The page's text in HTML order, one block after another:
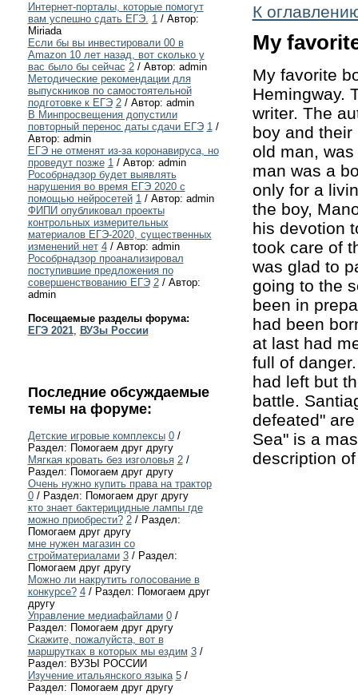
Интернет-порталы, которые помогут
вам успешно сдать ЕГЭ. 1/ Автор:
Miriada
Если бы вы инвестировали 00 в
Amazon 10 лет назад, вот сколько у
вас было бы сейчас 2/ Автор: admin
Методические рекомендации для
выпускников по самостоятельной
подготовке к ЕГЭ 2/ Автор: admin
В Минпросвещения допустили
повторный перенос даты сдачи ЕГЭ 1/
Автор: admin
ЕГЭ не отменят из-за коронавируса, но
проведут позже 1/ Автор: admin
Рособрнадзор будет выявлять
нарушения во время ЕГЭ 2020 с
помощью нейросетей 1/ Автор: admin
ФИПИ опубликовал проекты
контрольных измерительных
материалов ЕГЭ-2020, существенных
изменений нет 4/ Автор: admin
Рособрнадзор проанализировал
поступившие предложения по
совершенствованию ЕГЭ 2/ Автор:
admin
Посещаемые разделы форума:
ЕГЭ 2021, ВУЗы России
Последние обсуждаемые
темы на форуме:
Детские игровые комплексы 0/
Раздел: Помогаем друг другу
Мягкая кровать без изголовья 2/
Раздел: Помогаем друг другу
Очень нужно купить права на трактор
0/ Раздел: Помогаем друг другу
кто знает бактерицидные лампы где
можно приобрести? 2/ Раздел:
Помогаем друг другу
мне нужен магазин со
стройматериалами 3/ Раздел:
Помогаем друг другу
Можно ли накрутить голосование в
конкурсе? 4/ Раздел: Помогаем друг
другу
Управление медиафайлами 0/
Раздел: Помогаем друг другу
Скажите, пожалуйста, вот в
маршрутках в которых мы ездим 3/
Раздел: ВУЗЫ РОССИИ
Изучение итальянского языка 5/
Раздел: Помогаем друг другу
К
My
My favorite
Hemingway.
writer. The
boy and
old man,
man was a
only for a
the boy,
his devotion
took care of
was glad to
going to the
been in
had been
at last had
full of
had left but
battle.
defeated"
Sea" is a
description